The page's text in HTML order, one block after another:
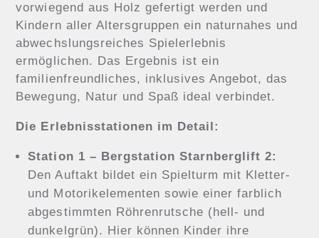
vorwiegend aus Holz gefertigt werden und
Kindern aller Altersgruppen ein naturnahes und
abwechslungsreiches Spielerlebnis
ermöglichen. Das Ergebnis ist ein
familienfreundliches, inklusives Angebot, das
Bewegung, Natur und Spaß ideal verbindet.
Die Erlebnisstationen im Detail:
Station 1 – Bergstation Starnberglift 2:
Den Auftakt bildet ein Spielturm mit Kletter-
und Motorikelementen sowie einer farblich
abgestimmten Röhrenrutsche (hell- und
dunkelgrün). Hier können Kinder ihre